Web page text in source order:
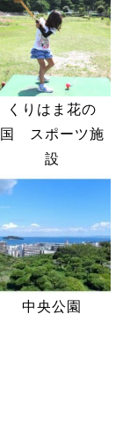
くりはま花の
国 スポーツ施
設
中央公園